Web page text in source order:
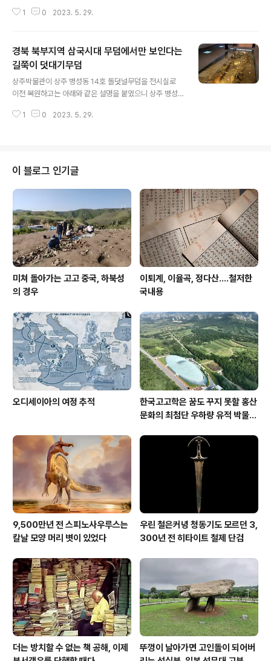
까지도 이어지며, 그런 까닭에 저 사찰 자체가 세계유산 일
람에 저 모양 저꼴이라 저 모습 한참이나 바라보다가 주지
스님께 조심스레 말씀드렸다. "주지스님, 산신각 이름 바꾸
시죠. 갓빠각으로"
1 0 2023. 5. 29.
경북 북부지역 삼국시대 무덤에서만 보인다는
길쭉이 덧대기무덤
상주박물관이 상주 병성동 14호 돌덧널무덤을 전시실로
이전 복원하고는 아래와 같은 설명을 붙였으니 상주 병성
조사에서 확인한 6세기 경의 삼국시대 고분으로 지하에 깊
반적인 돌덧널무덤이 한 사람의 시신을 묻는 것과는 달리
한쪽 단벽斷壁을 제거하고 달아내어 덧널을 연장한 후 2
차로 시신을 묻었다는 점이다. 이러한 형태는 한반도에서
경북북부 지방에서만 현재까지 확인되어 이 지역 고분 성
격을 알 수 있는 중요한 자료다. 이걸 우째 봐야 하는지 언
뜻 단안이 서지 않는다. 조사단 판단미스일 가능성..
1 0 2023. 5. 29.
이 블로그 인기글
미쳐 돌아가는 고고 중국, 하북성
의 경우
이퇴계, 이율곡, 정다산....철저한
국내용
오디세이아의 여정 추적
한국고고학은 꿈도 꾸지 못할 홍산
문화의 최첨단 우하량 유적 박물관
9,500만년 전 스피노사우루스는
칼날 모양 머리 볏이 있었다
우린 철은커녕 청동기도 모르던 3,
300년 전 히타이트 철제 단검
더는 방치할 수 없는 책 공해, 이제
뚜껑이 날아가면 고인돌이 되어버